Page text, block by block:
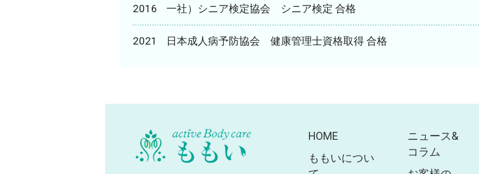
2016 一社）シニア検定協会 シニア検定 合格
2021 日本成人病予防協会 健康管理士資格取得 合格
HOME
ももいについ
ニュース&
コラム